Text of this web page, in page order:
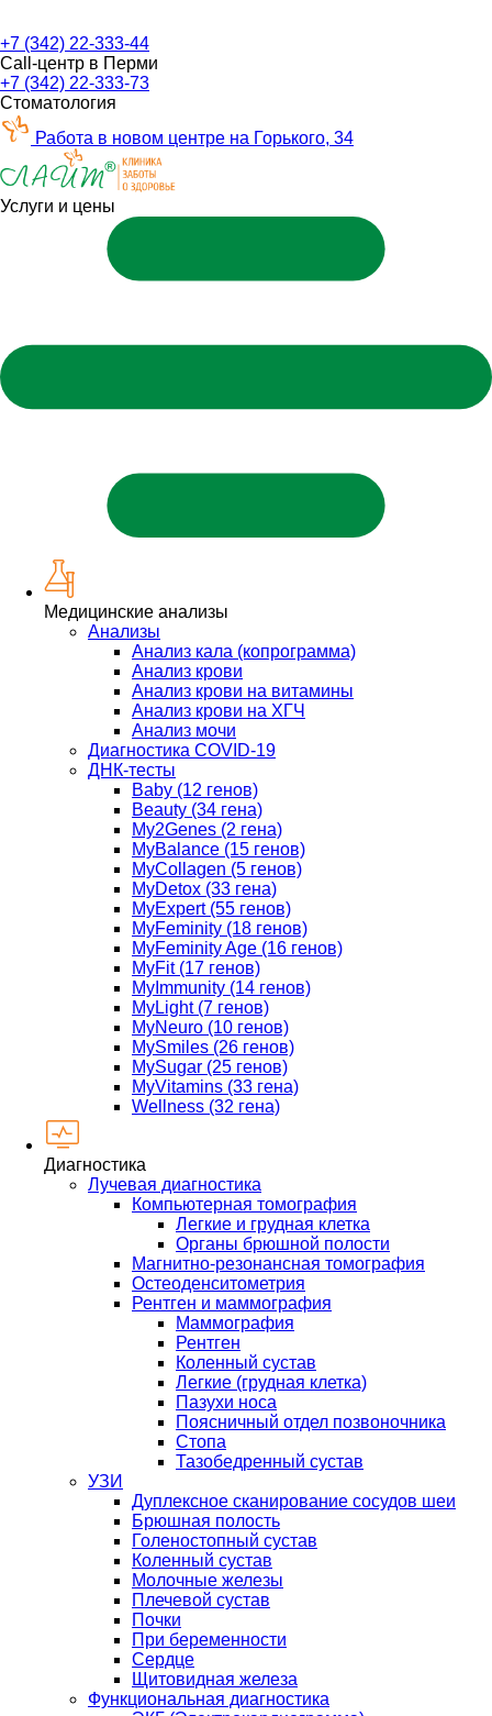
+7 (342) 22-333-44
Call-центр в Перми
+7 (342) 22-333-73
Стоматология
Работа в новом центре на Горького, 34
Услуги и цены
Медицинские анализы
Анализы
Анализ кала (копрограмма)
Анализ крови
Анализ крови на витамины
Анализ крови на ХГЧ
Анализ мочи
Диагностика COVID-19
ДНК-тесты
Baby (12 генов)
Beauty (34 гена)
My2Genes (2 гена)
MyBalance (15 генов)
MyCollagen (5 генов)
MyDetox (33 гена)
MyExpert (55 генов)
MyFeminity (18 генов)
MyFeminity Age (16 генов)
MyFit (17 генов)
MyImmunity (14 генов)
MyLight (7 генов)
MyNeuro (10 генов)
MySmiles (26 генов)
MySugar (25 генов)
MyVitamins (33 гена)
Wellness (32 гена)
Диагностика
Лучевая диагностика
Компьютерная томография
Легкие и грудная клетка
Органы брюшной полости
Магнитно-резонансная томография
Остеоденситометрия
Рентген и маммография
Маммография
Рентген
Коленный сустав
Легкие (грудная клетка)
Пазухи носа
Поясничный отдел позвоночника
Стопа
Тазобедренный сустав
УЗИ
Дуплексное сканирование сосудов шеи
Брюшная полость
Голеностопный сустав
Коленный сустав
Молочные железы
Плечевой сустав
Почки
При беременности
Сердце
Щитовидная железа
Функциональная диагностика